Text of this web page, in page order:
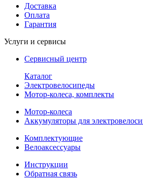
Доставка
Оплата
Гарантия
Услуги и сервисы
Сервисный центр
Каталог
Электровелосипеды
Мотор-колеса, комплекты
Мотор-колеса
Аккумуляторы для
Комплектующие
Велоаксессуары
Инструкции
Обратная связь